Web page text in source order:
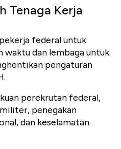
Tenaga Kerja
federal untuk
waktu dan lembaga untuk
pengaturan
perekrutan federal,
penegakan
dan keselamatan